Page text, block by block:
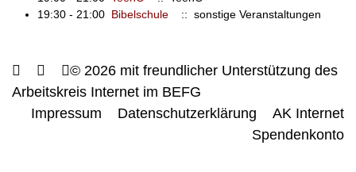
19:30 - 21:00 Bibelschule :: sonstige Veranstaltungen
© 2026 mit freundlicher Unterstützung des
Arbeitskreis Internet im BEFG
Impressum
Datenschutzerklärung
AK Internet
Spendenkonto